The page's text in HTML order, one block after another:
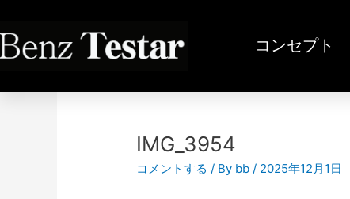
を
コンセプト
IMG_3954
コメントする / By bb/ 2025年12月1日
稿